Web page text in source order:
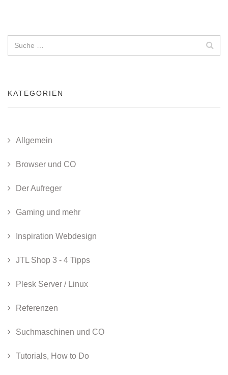
KATEGORIEN
Allgemein
Browser und CO
Der Aufreger
Gaming und mehr
Inspiration Webdesign
JTL Shop 3 - 4 Tipps
Plesk Server / Linux
Referenzen
Suchmaschinen und CO
Tutorials, How to Do